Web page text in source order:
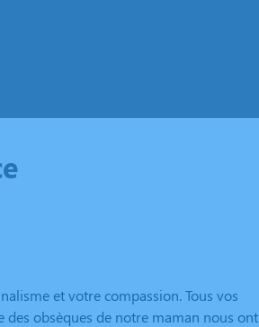
et votre compassion. Tous vos
obsèques de notre maman nous ont